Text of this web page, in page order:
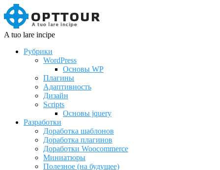
A tuo lare incipe
Рубрики
WordPress
Основы WP
Плагины
Адаптивность
Дизайн
Scripts
Основы jquery
Разработки
Доработка шаблонов
Доработка плагинов
Доработки Woocommerce
Миниатюры
Полезное (на будущее)